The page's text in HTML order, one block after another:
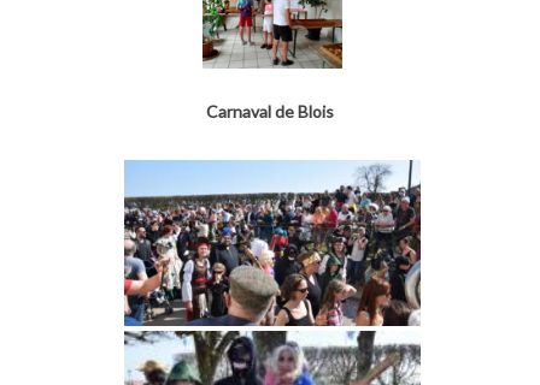
Carnaval de Blois